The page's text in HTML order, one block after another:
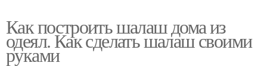
Как построить шалаш дома из
одеял. Как сделать шалаш своими
руками